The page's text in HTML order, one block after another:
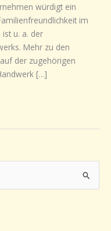
würdigt ein
im
ist u. a. der
Mehr zu den
der zugehörigen
[…]